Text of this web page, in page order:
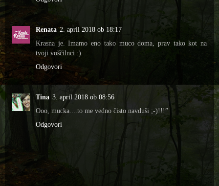
Renata 2. april 2018 ob 18:17
Krasna je. Imamo eno tako muco doma, prav tako kot na
tvoji voščilnci :)
Odgovori
Tina 3. april 2018 ob 08:56
Ooo, mucka....to me vedno čisto navduši ;-)!!!”
Odgovori